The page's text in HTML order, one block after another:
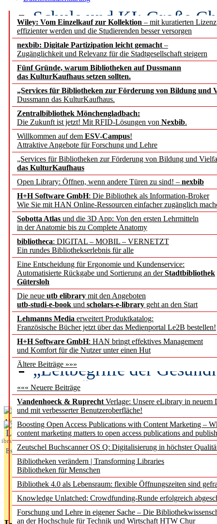
Wiley: Vom Einzelkauf zur Kollektion – mit kuratierten
effizienter werden und die Studierenden besser versorgen
nexbib: Digitale Partizipation leicht gemacht –
Zugänglichkeit und Relevanz für die Stadtgesellschaft steigern
Fünf Gründe, warum Bibliotheken auf Dussmann
das KulturKaufhaus setzen sollten.
„Services für Bibliotheken zur Förderung von Bildung und
Dussmann das KulturKaufhaus.
Zentralbibliothek Mönchengladbach:
Die Zukunft ist jetzt! Mit RFID-Lösungen von Nexbib.
Willkommen auf dem ESV-Campus!
Attraktive Angebote für Forschung und Lehre
„Services für Bibliotheken zur Förderung von Bildung und
das KulturKaufhaus
Open Library: Öffnen, wenn andere Türen zu sind! – nexbib
H+H Software GmbH: Die Bibliothek als Information-Broker
Wie Sie mit HAN Online-Ressourcen einfacher zugänglich
Sobotta Atlas und die 3D App: Von den ersten Lehrmitteln
in der Anatomie bis zu Complete Anatomy
bibliotheca: DIGITAL – MOBIL – VERNETZT
Ein rundes Bibliothekserlebnis für alle
Eine Entscheidung für Ergonomie und Kundenservice:
Automatisierte Rückgabe und Sortierung an derStadtbibliothek
Gütersloh
Die neue utb elibrary mit den Angeboten
utb-studi-e-book und scholars-e-library geht an den Start
Lehmanns Media erweitert Produktkatalog:
Französische Bücher jetzt über das Medienportal Le2B bestellen!
H+H Software GmbH: HAN bringt effektives Management
und Komfort für die Nutzer unter einen Hut
Ältere Beiträge »»»
««« Neuere Beiträge
Vandenhoeck & Ruprecht Verlage: Unsere eLibrary in neuem
und mit verbesserter Benutzeroberfläche!
Boosting Open Access Publications with Content Marketing –
content marketing matters to open access publications and
Zeutschel Buchscanner OS Q: Digitalisierung in höchster
Bibliotheken verändern | Transforming Libraries
Bibliotheken für Menschen
Bibliothek 4.0 als Lebensraum: flexible Öffnungszeiten sind
Knowledge Unlatched: Crowdfunding-Runde erfolgreich
Forschung und Lehre in eigener Sache – Die
an der Hochschule für Technik und Wirtschaft HTW Chur
Schule und KI: Große
Voraussetzungen
Erfolgreiches erstes
Segment Research –
angepasst
konstruktiv!
Mohr Siebeck
und die Zeitschrift für
Francke Attempto
EBSCO Information
Recherchefunktionen in
Sorbisches Institut neu
Geschichte und
Künstliche Intelligenz
besser zu verstehen
„Leitbegriffe der
des BIÖG erscheinen
Aktuelles aus
L
ibrary
Essentials